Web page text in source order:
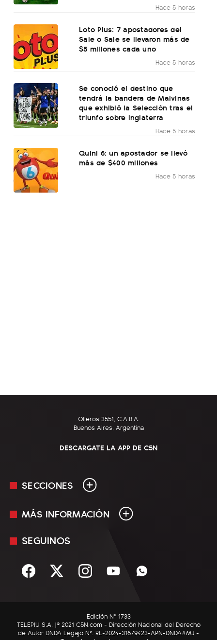
Hace 5 horas
Loto Plus: 7 apostadores del
Sale o Sale se llevaron más de
$5 millones cada uno
Hace 5 horas
Se conoció el destino que
tendrá la bandera de Malvinas
que exhibió la Selección tras el
triunfo sobre Inglaterra
Hace 5 horas
Quini 6: un apostador se llevó
más de $400 millones
Hace 5 horas
Olleros 3551, C.A.B.A.
Buenos Aires, Argentina
DESCARGATE LA APP DE C5N
SECCIONES
En Vivo
Sociedad
C5N Autos
MÁS INFORMACIÓN
Mediakit
Términos y condiciones
SEGUINOS
Edición Nº 1733
TELEPIU S.A. |© 2021 C5N.com - Dirección Nacional del Derecho
de Autor DNDA Legajo N°: RL-2024-31679423-APN-DNDA#MJ -